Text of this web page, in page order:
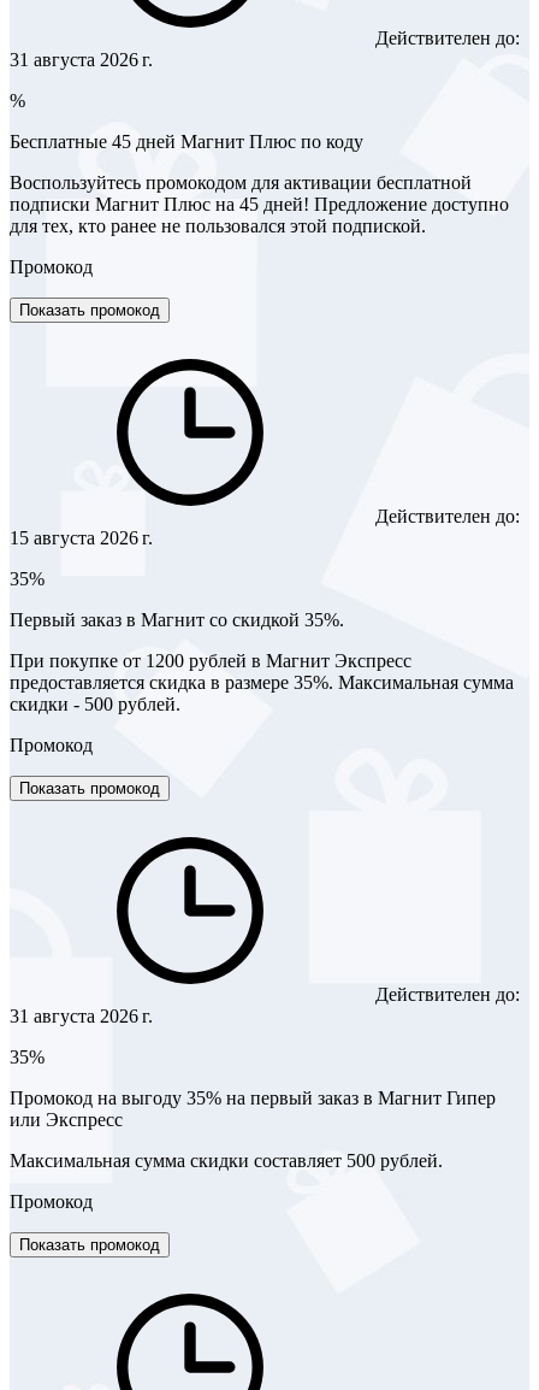
Действителен до:
31 августа 2026 г.
%
Бесплатные 45 дней Магнит Плюс по коду
Воспользуйтесь промокодом для активации бесплатной
подписки Магнит Плюс на 45 дней! Предложение доступно
для тех, кто ранее не пользовался этой подпиской.
Промокод
Показать промокод
Действителен до:
15 августа 2026 г.
35%
Первый заказ в Магнит со скидкой 35%.
При покупке от 1200 рублей в Магнит Экспресс
предоставляется скидка в размере 35%. Максимальная сумма
скидки - 500 рублей.
Промокод
Показать промокод
Действителен до:
31 августа 2026 г.
35%
Промокод на выгоду 35% на первый заказ в Магнит Гипер
или Экспресс
Максимальная сумма скидки составляет 500 рублей.
Промокод
Показать промокод